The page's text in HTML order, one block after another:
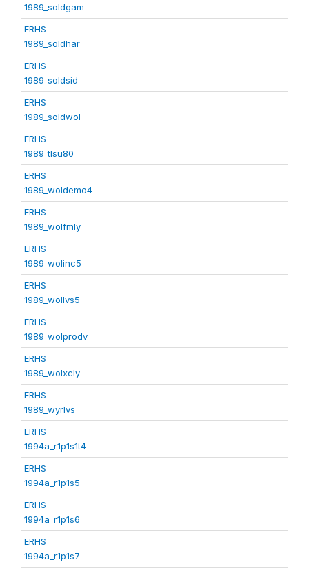
1989_soldgam
ERHS
1989_soldhar
ERHS
1989_soldsid
ERHS
1989_soldwol
ERHS
1989_tlsu80
ERHS
1989_woldemo4
ERHS
1989_wolfmly
ERHS
1989_wolinc5
ERHS
1989_wollvs5
ERHS
1989_wolprodv
ERHS
1989_wolxcly
ERHS
1989_wyrlvs
ERHS
1994a_r1p1s1t4
ERHS
1994a_r1p1s5
ERHS
1994a_r1p1s6
ERHS
1994a_r1p1s7